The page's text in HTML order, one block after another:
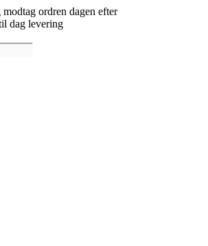
ordren dagen efter
dag levering